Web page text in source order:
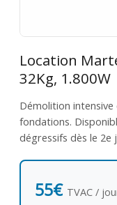
Location
32Kg,
Démolition
fondations.
dégressifs dès le
55€ TVAC /